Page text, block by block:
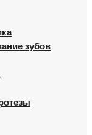
зубов